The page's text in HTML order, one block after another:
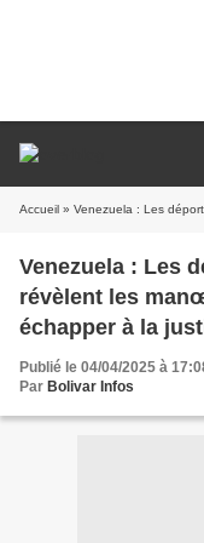
Accueil » Venezuela : Les déportations
Venezuela : Les
révèlent les
échapper à la
Publié le 04/04/2025 à
Par Bolivar Infos